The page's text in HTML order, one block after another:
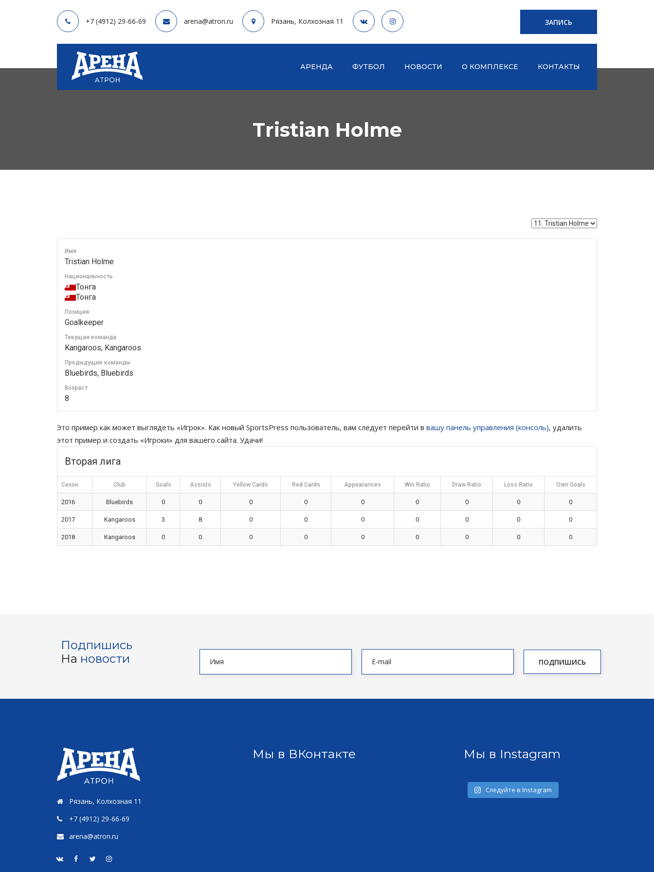
+7 (4912) 29-66-69 arena@atron.ru Рязань, Колхозная 11 ЗАПИСЬ
АРЕНДА ФУТБОЛ НОВОСТИ О КОМПЛЕКСЕ КОНТАКТЫ
Tristian Holme
Имя
Tristian Holme
Национальность
Тонга
Тонга
Позиция
Goalkeeper
Текущая команда
Kangaroos, Kangaroos
Предыдущие команды
Bluebirds, Bluebirds
Возраст
8
Это пример как может выглядеть «Игрок». Как новый SportsPress пользователь, вам следует перейти в вашу панель управления (консоль), удалить
этот пример и создать «Игроки» для вашего сайта. Удачи!
Вторая лига
Сезон Club Goals Assists Yellow Cards Red Cards Appearances Win Ratio Draw Ratio Loss Ratio Own Goals
2016 Bluebirds 0 0 0 0 0 0 0 0 0
2017 Kangaroos 3 8 0 0 0 0 0 0 0
2018 Kangaroos 0 0 0 0 0 0 0 0 0
Подпишись
На новости
Рязань, Колхозная 11
+7 (4912) 29-66-69
arena@atron.ru
Мы в ВКонтакте Мы в Instagram
Следуйте в Instagram